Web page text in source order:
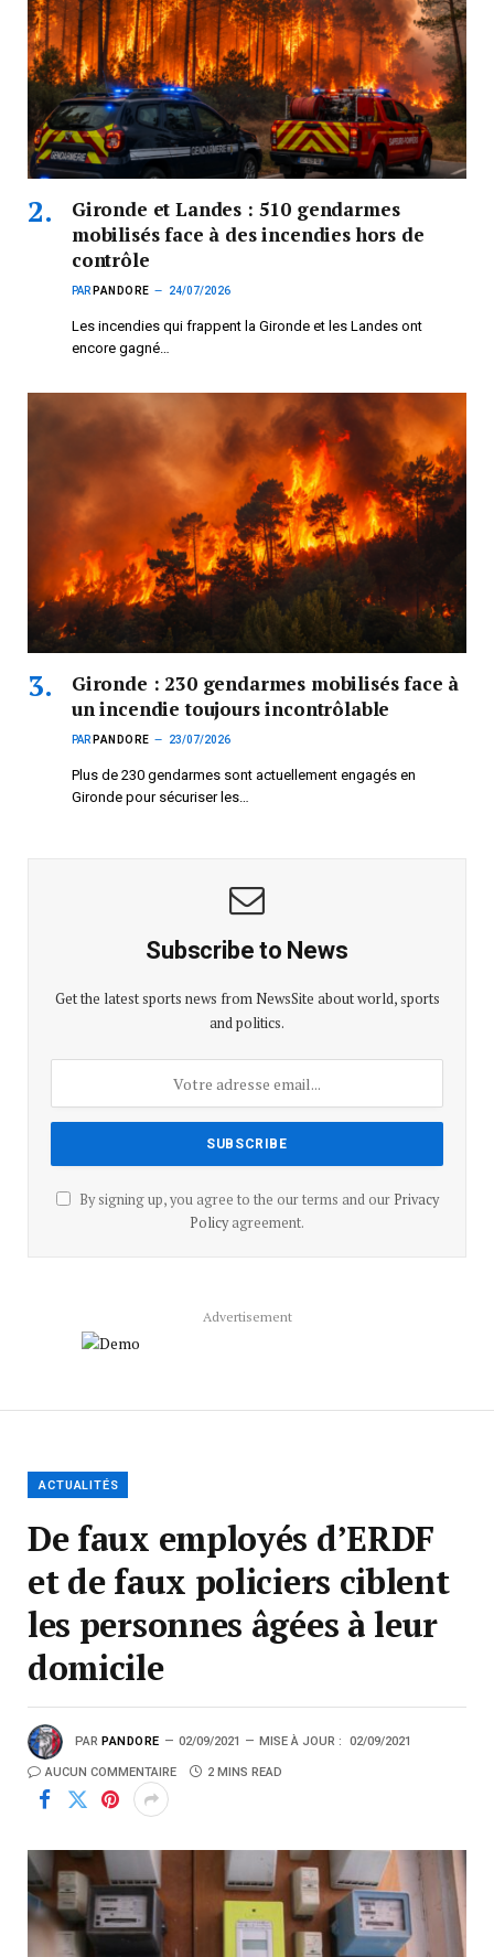
Gironde et Landes : 510 gendarmes
mobilisés face à des incendies hors de
contrôle
PAR PANDORE 24/07/2026
Les incendies qui frappent la Gironde et les Landes ont
encore gagné…
Gironde : 230 gendarmes mobilisés face à
un incendie toujours incontrôlable
PAR PANDORE 23/07/2026
Plus de 230 gendarmes sont actuellement engagés en
Gironde pour sécuriser les…
Subscribe to News
Get the latest sports news from NewsSite about world, sports
and politics.
By signing up, you agree to the our terms and our Privacy
Policyagreement.
Advertisement
ACTUALITÉS
De faux employés d’ERDF
et de faux policiers ciblent
les personnes âgées à leur
domicile
PAR PANDORE 02/09/2021 MISE À JOUR : 02/09/2021
AUCUN COMMENTAIRE 2 MINS READ